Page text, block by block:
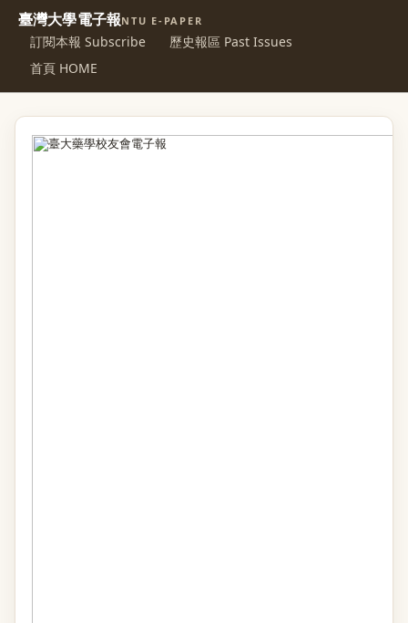
臺灣大學電子報NTU E-PAPER
訂閱本報 Subscribe
歷史報區 Past Issues
首頁 HOME